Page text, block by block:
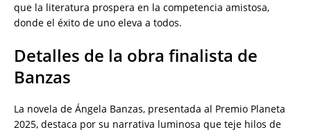
que la literatura prospera en la competencia amistosa,
donde el éxito de uno eleva a todos.
Detalles de la obra finalista de
Banzas
La novela de Ángela Banzas, presentada al Premio Planeta
2025, destaca por su narrativa luminosa que teje hilos de